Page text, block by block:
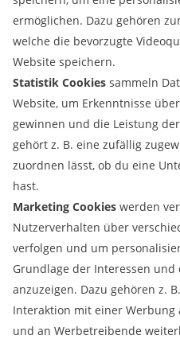
ermöglichen. Dazu gehören
welche die bevorzugte
Website speichern.
Statistik Cookies sammeln
Website, um Erkenntnisse
gewinnen und die Leistung
gehört z. B. eine zufällig
zuordnen lässt, ob du eine
hast.
Marketing Cookies werden
Nutzerverhalten über
verfolgen und um
Grundlage der Interessen
anzuzeigen. Dazu gehören z.
Interaktion mit einer Werbung
und an Werbetreibende